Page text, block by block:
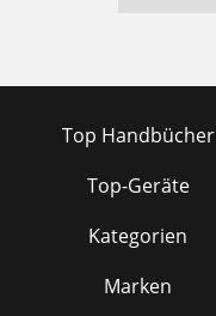
Top Handbücher
Top-Geräte
Kategorien
Marken